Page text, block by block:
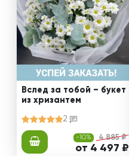
Вслед за тобой – букет
из хризантем
2
-10% 4 885 ₽
от 4 497 ₽